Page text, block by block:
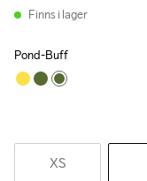
Finns i lager
Pond-Buff
XS